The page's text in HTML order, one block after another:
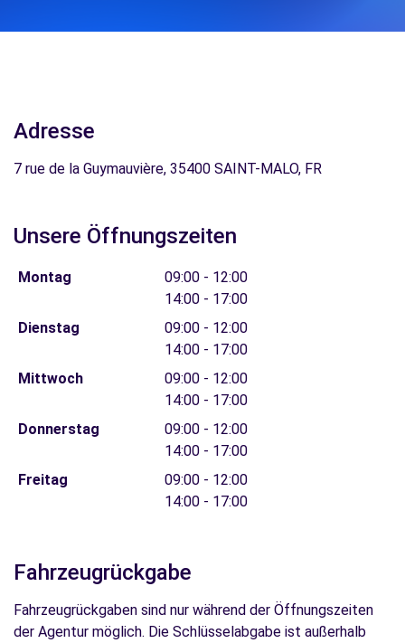
Adresse
7 rue de la Guymauvière, 35400 SAINT-MALO, FR
Unsere Öffnungszeiten
Montag
09:00 - 12:00
14:00 - 17:00
Dienstag
09:00 - 12:00
14:00 - 17:00
Mittwoch
09:00 - 12:00
14:00 - 17:00
Donnerstag
09:00 - 12:00
14:00 - 17:00
Freitag
09:00 - 12:00
14:00 - 17:00
Fahrzeugrückgabe
Fahrzeugrückgaben sind nur während der Öffnungszeiten
der Agentur möglich. Die Schlüsselabgabe ist außerhalb